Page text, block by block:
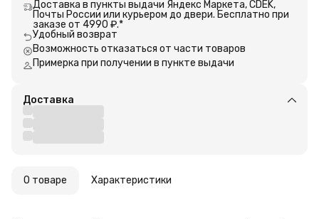
Доставка в пункты выдачи Яндекс Маркета, CDEK,
Почты России или курьером до двери. Бесплатно при
заказе от 4990 ₽.*
Удобный возврат
Возможность отказаться от части товаров
Примерка при получении в пункте выдачи
Доставка
О товаре Характеристики